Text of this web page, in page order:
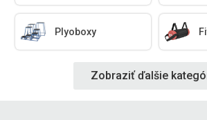
Plyoboxy
Zobraziť ďalšie